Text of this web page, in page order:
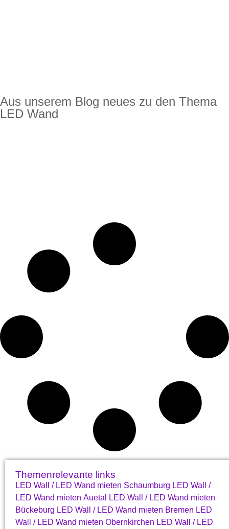
Aus unserem Blog neues zu den Thema
LED Wand
Themenrelevante links
LED Wall / LED Wand mieten Schaumburg LED Wall /
LED Wand mieten Auetal
LED Wall / LED Wand mieten
Bückeburg LED Wall / LED Wand mieten Bremen LED
Wall / LED Wand mieten Obernkirchen LED Wall / LED